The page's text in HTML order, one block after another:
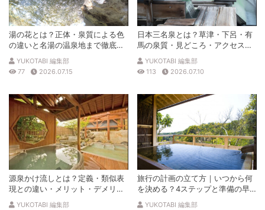
湯の花とは？正体・泉質による色
の違いと名湯の温泉地まで徹底解
説
YUKOTABI 編集部
77
2026.07.15
日本三名泉とは？草津・下呂・有
馬の泉質・見どころ・アクセスを
徹底解説
YUKOTABI 編集部
113
2026.07.10
源泉かけ流しとは？定義・類似表
現との違い・メリット・デメリッ
トを解説
YUKOTABI 編集部
旅行の計画の立て方｜いつから何
を決める？4ステップと準備の早
見表
YUKOTABI 編集部